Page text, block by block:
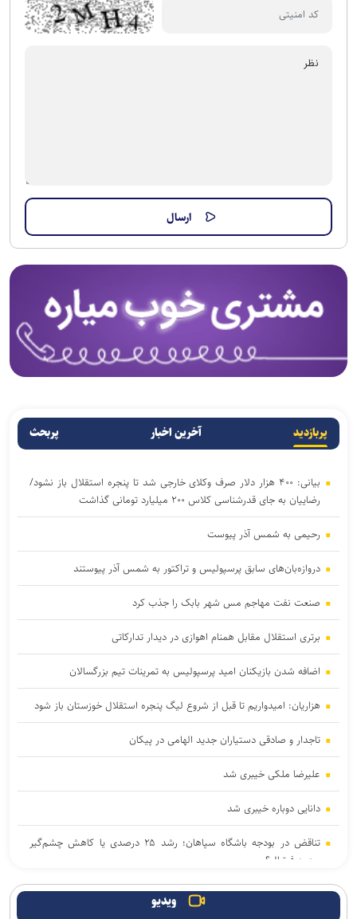
پربازدید آخرین اخبار پربحث
بیانی: ۴۰۰ هزار دلار صرف وکلای خارجی شد تا پنجره استقلال باز نشود/
رضاییان به جای قدرشناسی کلاس ۲۰۰ میلیارد تومانی گذاشت
رحیمی به شمس آذر پیوست
دروازه‌بان‌های سابق پرسپولیس و تراکتور به شمس آذر پیوستند
صنعت نفت مهاجم مس شهر بابک را جذب کرد
برتری استقلال مقابل همنام اهوازی در دیدار تدارکاتی
اضافه شدن بازیکنان امید پرسپولیس به تمرینات تیم بزرگسالان
هزاریان: امیدواریم تا قبل از شروع لیگ پنجره استقلال خوزستان باز شود
تاجدار و صادقی دستیاران جدید الهامی در پیکان
علیرضا ملکی خیبری شد
دانایی دوباره خیبری شد
تناقض در بودجه باشگاه سپاهان؛ رشد ۲۵ درصدی یا کاهش چشم‌گیر
بودجه فوتبال؟
فلاح به صنعت نفت پیوست ویدیو